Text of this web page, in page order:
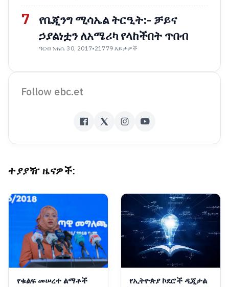
7
የቤጂንግ ሚሳኤል ትርዒት:- ቻይና
ኃያልነቷን ለአሜሪካ የላከችበት ጥበብ
ዓርብ ነሐሴ 30, 2017•21779 እይታዎች
Follow ebc.et
ተያያዥ ዜናዎች:
የቁልፍ መሠረተ ልማቶች
የኢትዮጵያ ኮደሮች ዲጂታል